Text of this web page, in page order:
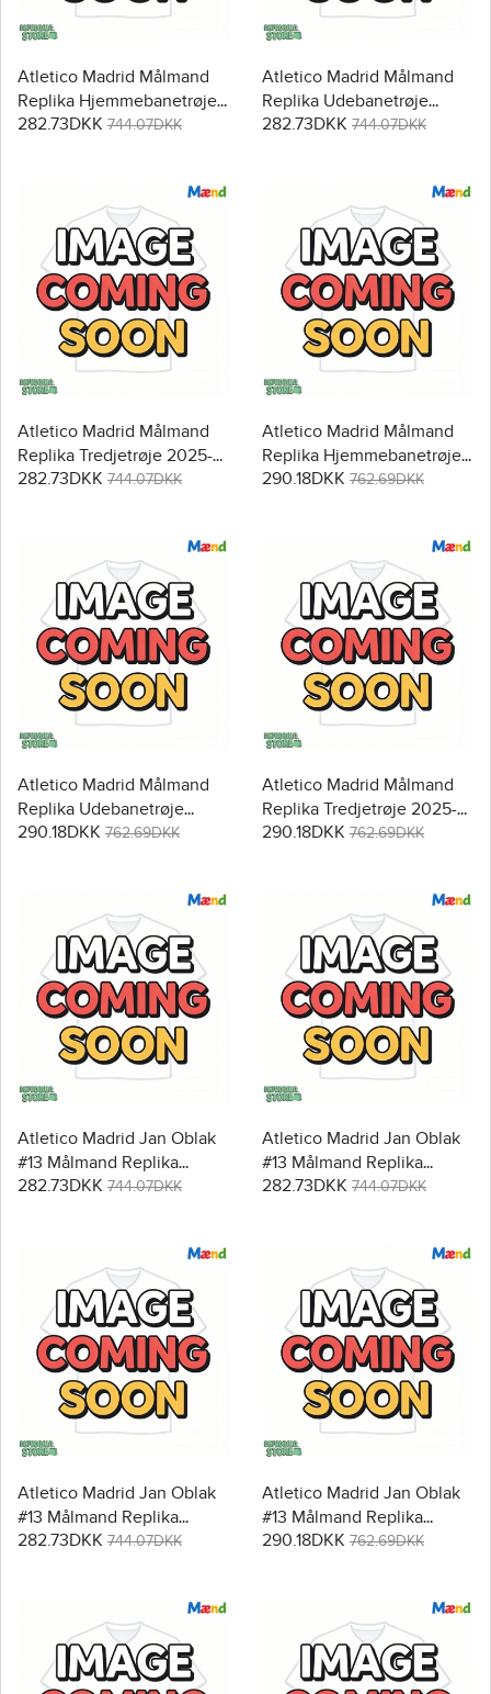
Atletico Madrid Målmand
Replika Hjemmebanetrøje
2025-26 Kortærmet
282.73DKK 744.07DKK
Atletico Madrid Målmand
Replika Udebanetrøje
2025-26 Kortærmet
282.73DKK 744.07DKK
Atletico Madrid Målmand
Replika Tredjetrøje 2025-
26 Kortærmet
282.73DKK 744.07DKK
Atletico Madrid Målmand
Replika Hjemmebanetrøje
2025-26 Langærmet
290.18DKK 762.69DKK
Atletico Madrid Målmand
Replika Udebanetrøje
2025-26 Langærmet
290.18DKK 762.69DKK
Atletico Madrid Målmand
Replika Tredjetrøje 2025-
26 Langærmet
290.18DKK 762.69DKK
Atletico Madrid Jan Oblak
#13 Målmand Replika
Hjemmebanetrøje 2025-26
282.73DKK 744.07DKK
Atletico Madrid Jan Oblak
#13 Målmand Replika
Udebanetrøje 2025-26
282.73DKK 744.07DKK
Atletico Madrid Jan Oblak
#13 Målmand Replika
Tredjetrøje 2025-26
282.73DKK 744.07DKK
Atletico Madrid Jan Oblak
#13 Målmand Replika
Hjemmebanetrøje 2025-26
290.18DKK 762.69DKK